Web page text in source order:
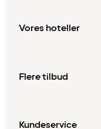
Vores hoteller
Flere tilbud
Kundeservice